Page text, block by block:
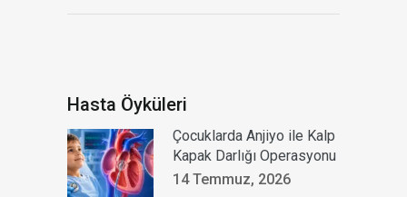
Hasta Öyküleri
Çocuklarda Anjiyo ile Kalp
Kapak Darlığı Operasyonu
14 Temmuz, 2026